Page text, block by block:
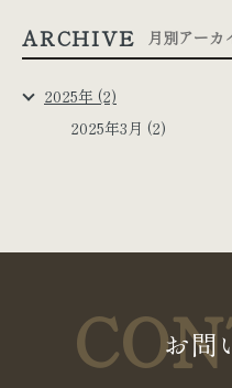
ARCHIVE 月別アーカ
2025年 (2)
2025年3月 (2)
お問